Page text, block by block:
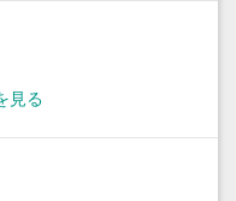
見る